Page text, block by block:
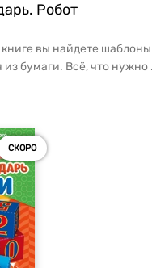
Робот
вы найдете
из бумаги. Всё, что нужно
СКОРО